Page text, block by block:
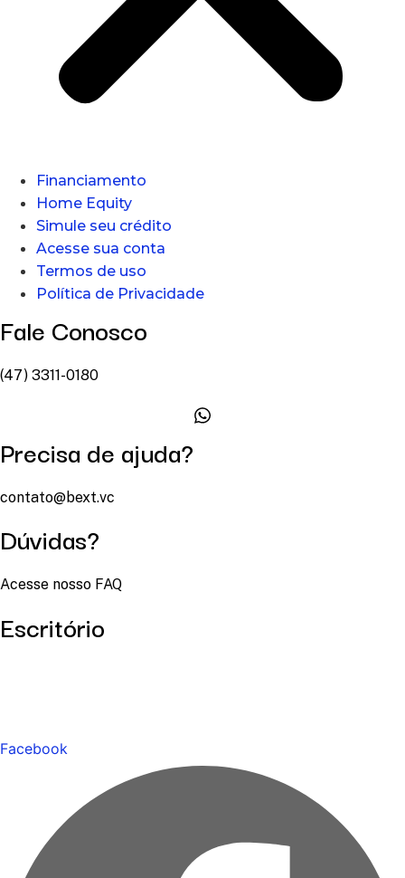
Financiamento
Home Equity
Simule seu crédito
Acesse sua conta
Termos de uso
Política de Privacidade
Fale Conosco
(47) 3311-0180
Precisa de ajuda?
contato@bext.vc
Dúvidas?
Acesse nosso FAQ
Escritório
Facebook